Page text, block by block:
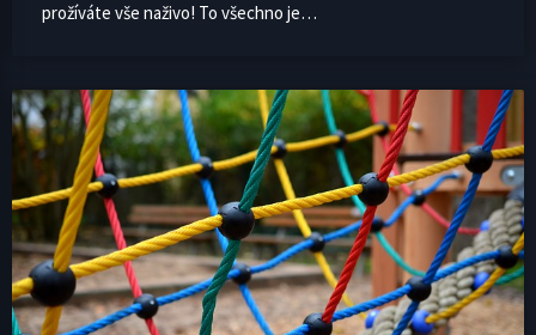
prožíváte vše naživo! To všechno je…